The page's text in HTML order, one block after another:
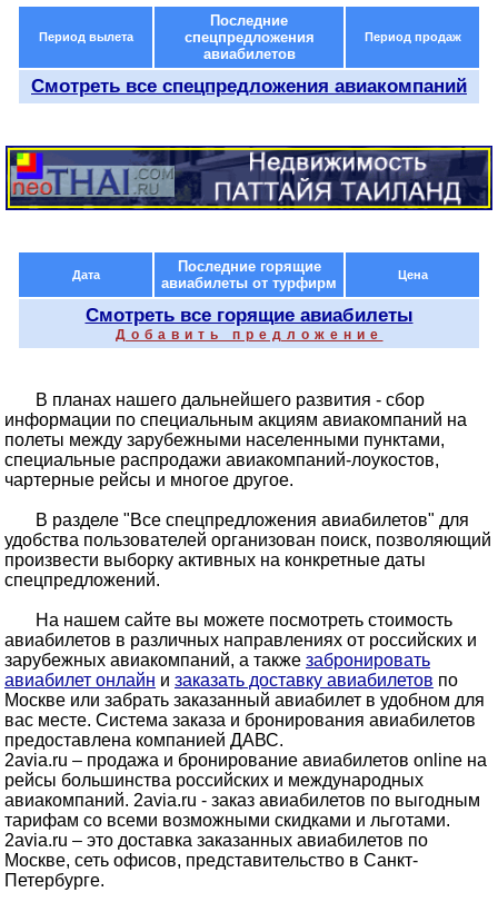
Период вылета
Последние
спецпредложения
авиабилетов
Период продаж
Смотреть все спецпредложения авиакомпаний
Дата
Последние горящие
авиабилеты от турфирм
Цена
Смотреть все горящие авиабилеты
Добавить предложение
В планах нашего дальнейшего развития - сбор
информации по специальным акциям авиакомпаний на
полеты между зарубежными населенными пунктами,
специальные распродажи авиакомпаний-лоукостов,
чартерные рейсы и многое другое.
В разделе "Все спецпредложения авиабилетов" для
удобства пользователей организован поиск, позволяющий
произвести выборку активных на конкретные даты
спецпредложений.
На нашем сайте вы можете посмотреть стоимость
авиабилетов в различных направлениях от российских и
зарубежных авиакомпаний, а также забронировать
авиабилет онлайн и заказать доставку авиабилетов по
Москве или забрать заказанный авиабилет в удобном для
вас месте. Система заказа и бронирования авиабилетов
предоставлена компанией ДАВС.
2avia.ru – продажа и бронирование авиабилетов online на
рейсы большинства российских и международных
авиакомпаний. 2avia.ru - заказ авиабилетов по выгодным
тарифам со всеми возможными скидками и льготами.
2avia.ru – это доставка заказанных авиабилетов по
Москве, сеть офисов, представительство в Санкт-
Петербурге.